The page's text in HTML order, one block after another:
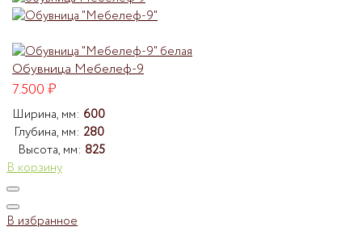
Обувница Мебелеф-9
7.500₽
Ширина, мм: 600
Глубина, мм: 280
Высота, мм: 825
В корзину
В избранное